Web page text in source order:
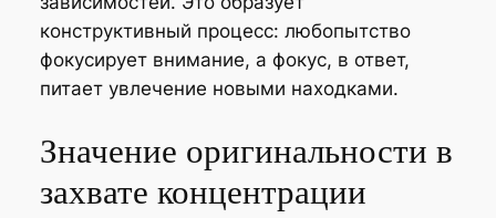
конструктивный процесс: любопытство
фокусирует внимание, а фокус, в ответ,
питает увлечение новыми находками.
Значение оригинальности в
захвате концентрации